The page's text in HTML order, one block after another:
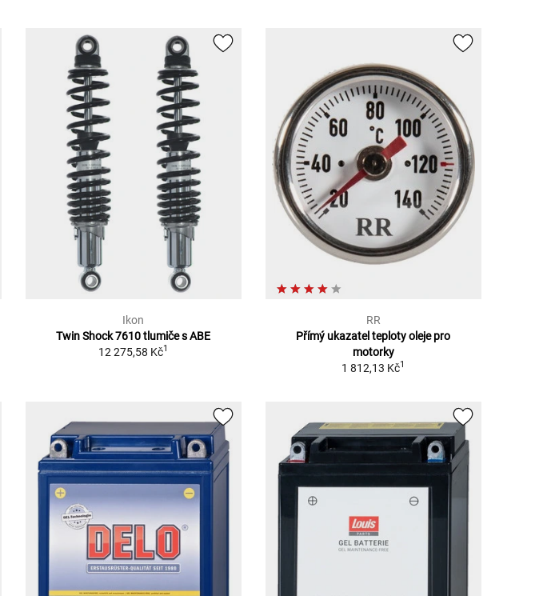
Ikon
Twin Shock 7610 tlumiče s ABE
12 275,58 Kč1
RR
Přímý ukazatel teploty oleje pro
motorky
1 812,13 Kč1